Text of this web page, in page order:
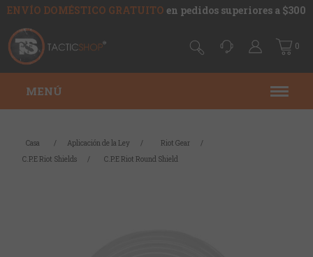
ENVÍO DOMÉSTICO GRATUITO en pedidos superiores a $300
0
MENÚ
Casa / Aplicación de la Ley / Riot Gear
/
C.P.E Riot Shields
/ C.P.E Riot Round Shield